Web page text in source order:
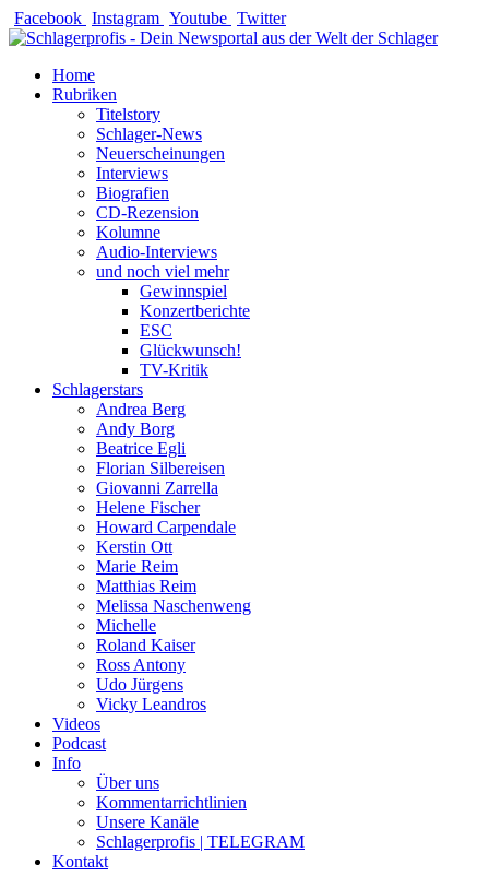
Zum
Inhalt
Facebook Instagram Youtube Twitter
Home
Rubriken
Titelstory
Schlager-News
Neuerscheinungen
Interviews
Biografien
CD-Rezension
Kolumne
Audio-Interviews
und noch viel mehr
Gewinnspiel
Konzertberichte
ESC
Glückwunsch!
TV-Kritik
Schlagerstars
Andrea Berg
Andy Borg
Beatrice Egli
Florian Silbereisen
Giovanni Zarrella
Helene Fischer
Howard Carpendale
Kerstin Ott
Marie Reim
Matthias Reim
Melissa Naschenweng
Michelle
Roland Kaiser
Ross Antony
Udo Jürgens
Vicky Leandros
Videos
Podcast
Info
Über uns
Kommentarrichtlinien
Unsere Kanäle
Schlagerprofis | TELEGRAM
Kontakt